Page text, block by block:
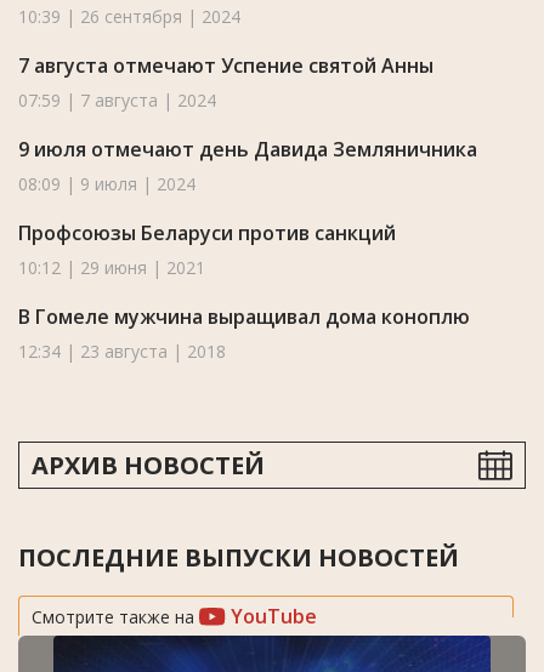
10:39 | 26 сентября | 2024
7 августа отмечают Успение святой Анны
07:59 | 7 августа | 2024
9 июля отмечают день Давида Земляничника
08:09 | 9 июля | 2024
Профсоюзы Беларуси против санкций
10:12 | 29 июня | 2021
В Гомеле мужчина выращивал дома коноплю
12:34 | 23 августа | 2018
АРХИВ НОВОСТЕЙ
ПОСЛЕДНИЕ ВЫПУСКИ НОВОСТЕЙ
Смотрите также на YouTube